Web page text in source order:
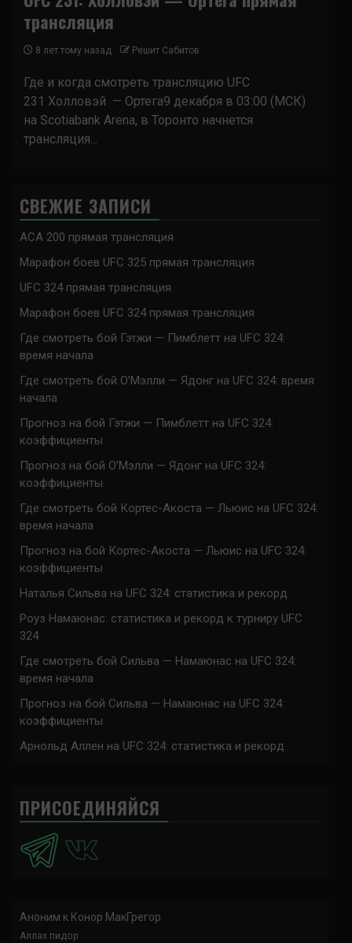
трансляция
8 лет тому назад Решит Сабитов
Где и когда смотреть трансляцию UFC
231 Холловэй — Ортега9 декабря в 03:00 (МСК)
на Scotiabank Arena, в Торонто начнется
трансляция...
СВЕЖИЕ ЗАПИСИ
ACA 200 прямая трансляция
Марафон боев UFC 325 прямая трансляция
UFC 324 прямая трансляция
Марафон боев UFC 324 прямая трансляция
Где смотреть бой Гэтжи — Пимблетт на UFC 324:
время начала
Где смотреть бой О’Мэлли — Ядонг на UFC 324: время
начала
Прогноз на бой Гэтжи — Пимблетт на UFC 324:
коэффициенты
Прогноз на бой О’Мэлли — Ядонг на UFC 324:
коэффициенты
Где смотреть бой Кортес-Акоста — Льюис на UFC 324:
время начала
Прогноз на бой Кортес-Акоста — Льюис на UFC 324:
коэффициенты
Наталья Сильва на UFC 324: статистика и рекорд
Роуз Намаюнас: статистика и рекорд к турниру UFC
324
Где смотреть бой Сильва — Намаюнас на UFC 324:
время начала
Прогноз на бой Сильва — Намаюнас на UFC 324:
коэффициенты
Арнольд Аллен на UFC 324: статистика и рекорд
ПРИСОЕДИНЯЙСЯ
Аноним к Конор МакГрегор
Аллах пидор